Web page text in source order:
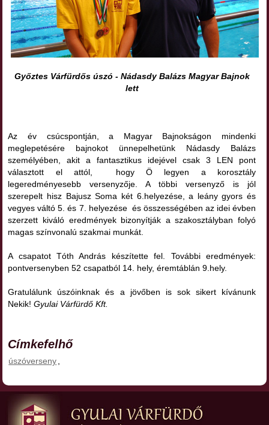
Győztes Várfürdős úszó - Nádasdy Balázs Magyar Bajnok
lett
Az év csúcspontján, a Magyar Bajnokságon mindenki
meglepetésére bajnokot ünnepelhetünk Nádasdy Balázs
személyében, akit a fantasztikus idejével csak 3 LEN pont
választott el attól, hogy Ö legyen a korosztály
legeredményesebb versenyzője. A többi versenyző is jól
szerepelt hisz Bajusz Soma két 6.helyezése, a leány gyors és
vegyes váltó 5. és 7. helyezése és összességében az idei évben
szerzett kiváló eredmények bizonyítják a szakosztályban folyó
magas színvonalú szakmai munkát.
A csapatot Tóth András készítette fel. További eredmények:
pontversenyben 52 csapatból 14. hely, éremtáblán 9.hely.
Gratulálunk úszóinknak és a jövőben is sok sikert kívánunk
Nekik! Gyulai Várfürdő Kft.
Címkefelhő
úszóverseny